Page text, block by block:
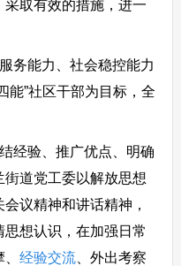
取有效的措施，进一
能力、社会稳控能力
能”社区干部为目标，全
验、推广优点、明确
道党工委以解放思想
议精神和讲话精神，
想认识，在加强日常
经验交流、外出考察